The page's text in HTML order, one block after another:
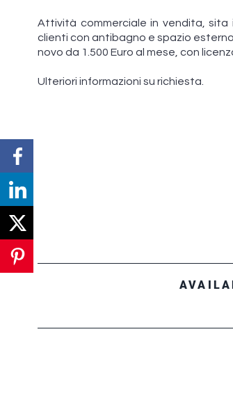
Attività commerciale in vendita,
clienti con antibagno e spazio
novo da 1.500 Euro al mese, con
Ulteriori informazioni su richiesta.